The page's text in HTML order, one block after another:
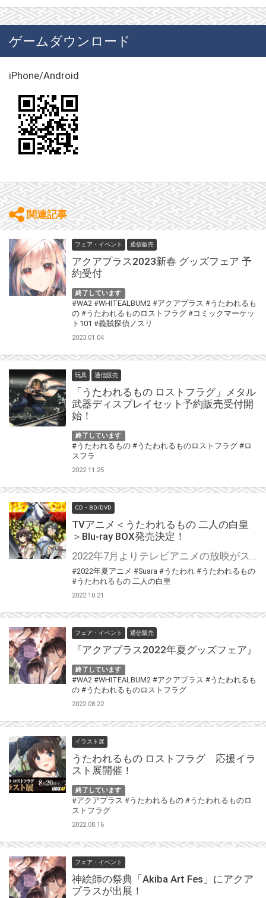
ゲームダウンロード
iPhone/Android
関連記事
フェア・イベント 通信販売
アクアプラス2023新春 グッズフェア 予
約受付
終了しています
#WA2 #WHITEALBUM2 #アクアプラス #うたわれるも
の #うたわれるものロストフラグ #コミックマーケッ
ト101 #義賊探偵ノスリ
2023.01.04
玩具 通信販売
「うたわれるもの ロストフラグ」メタル
武器ディスプレイセット予約販売受付開
始！
終了しています
#うたわれるもの #うたわれるものロストフラグ #ロ
スフラ
2022.11.25
CD・BD/DVD
TVアニメ＜うたわれるもの 二人の白皇
＞Blu-ray BOX発売決定！
2022年7月よりテレビアニメの放映がスタートする、 『うたわれるもの 二人の白皇』Blu-ray BOXの発売が早くも決定！ とらのあなでは豪華特典として… 上巻購入特典ッ！＜アニメ描き下ろしB2タペストリー (ウルゥル・サラァナ) ＞ 下巻購入特典ッ！＜アニメ描き下ろしB2タペストリー (クオン・アンジュ)＞ 上下巻連動購入特典ッ！＜上下巻収納BOX＞を実施ッ！ 詳細は下記をチェック！
#2022年夏アニメ #Suara #うたわれ #うたわれるもの
#うたわれるもの 二人の白皇
2022.10.21
フェア・イベント 通信販売
『アクアプラス2022年夏グッズフェア』
終了しています
#WA2 #WHITEALBUM2 #アクアプラス #うたわれるも
の #うたわれるものロストフラグ
2022.08.22
イラスト展
うたわれるもの ロストフラグ 応援イラ
スト展開催！
終了しています
#アクアプラス #うたわれるもの #うたわれるものロ
ストフラグ
2022.08.16
フェア・イベント
神絵師の祭典「Akiba Art Fes」にアクア
プラスが出展！